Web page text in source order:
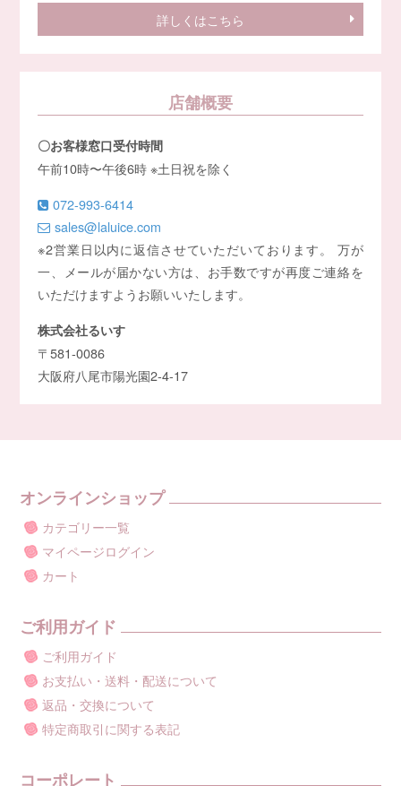
詳しくはこちら
店舗概要
〇お客様窓口受付時間
午前10時〜午後6時 ※土日祝を除く
072-993-6414
sales@laluice.com
※2営業日以内に返信させていただいております。 万が
一、メールが届かない方は、お手数ですが再度ご連絡を
いただけますようお願いいたします。
株式会社るいす
〒581-0086
大阪府八尾市陽光園2-4-17
オンラインショップ
カテゴリー一覧
マイページログイン
カート
ご利用ガイド
ご利用ガイド
お支払い・送料・配送について
返品・交換について
特定商取引に関する表記
コーポレート